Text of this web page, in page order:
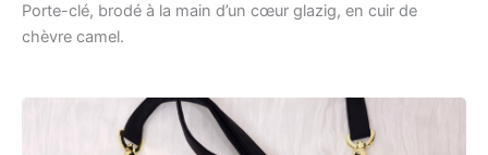
Porte-clé, brodé à la main d’un cœur glazig, en cuir de
chèvre camel.